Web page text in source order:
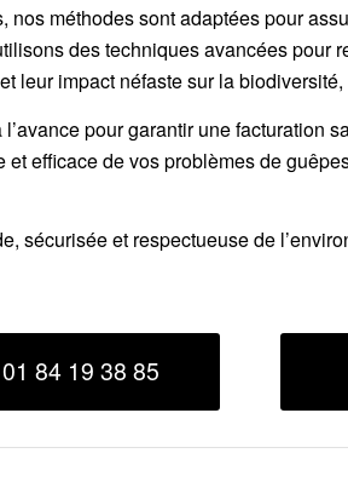
méthodes sont adaptées pour
des techniques avancées pour
leur impact néfaste sur la
l’avance pour garantir une facturation
efficace de vos problèmes de
sécurisée et respectueuse de
01 84 19 38 85